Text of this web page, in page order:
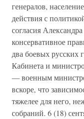
генералов,
действия с
согласия
консервативное
два боевых русских
Кабинета и
— военным
вскоре, что
тяжелее для него,
собраний. 6 (18)